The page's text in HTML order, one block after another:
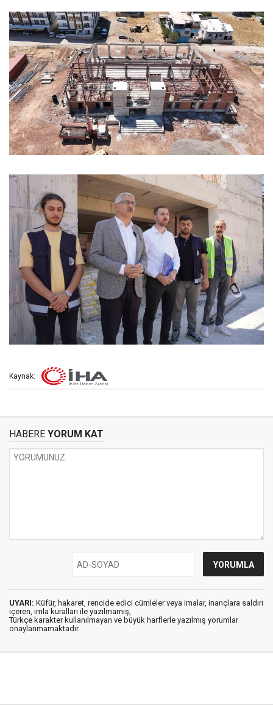
Kaynak:
HABERE YORUM KAT
UYARI: Küfür, hakaret, rencide edici cümleler veya imalar, inançlara saldırı
içeren, imla kuralları ile yazılmamış,
Türkçe karakter kullanılmayan ve büyük harflerle yazılmış yorumlar
onaylanmamaktadır.